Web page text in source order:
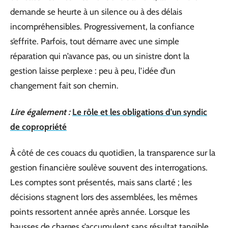
demande se heurte à un silence ou à des délais
incompréhensibles. Progressivement, la confiance
s’effrite. Parfois, tout démarre avec une simple
réparation qui n’avance pas, ou un sinistre dont la
gestion laisse perplexe : peu à peu, l’idée d’un
changement fait son chemin.
Lire également : Le rôle et les obligations d'un syndic
de copropriété
À côté de ces couacs du quotidien, la transparence sur la
gestion financière soulève souvent des interrogations.
Les comptes sont présentés, mais sans clarté ; les
décisions stagnent lors des assemblées, les mêmes
points ressortent année après année. Lorsque les